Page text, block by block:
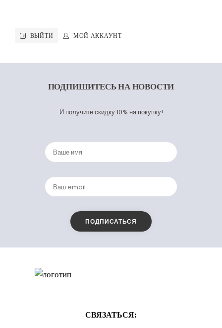
ВЫЙТИ МОЙ АККАУНТ
ПОДПИШИТЕСЬНА НОВОСТИ
И получите скидку 10% на покупку!
СВЯЗАТЬСЯ: